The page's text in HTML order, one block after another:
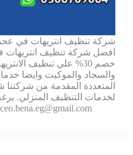
شركة تنظيف انتريهات في
افضل شركة تنظيف انتريهات
خصم 30% علي تنظيف
والسجاد والموكيت وايضا
المتعددة المقدمة من شركتنا
لخدمات التنظيف المنزلي.
ceo.bena.eg@gmail.com